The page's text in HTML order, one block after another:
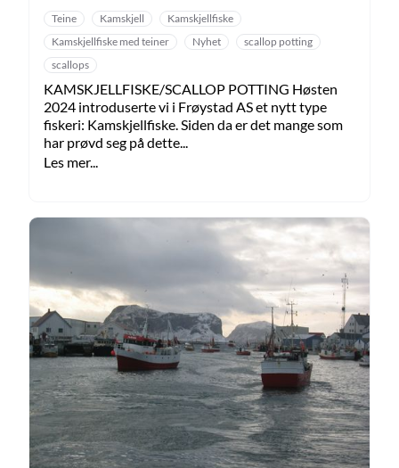
Teine Kamskjell
Kamskjellfiske
Kamskjellfiske med teiner
Nyhet
scallop potting
scallops
KAMSKJELLFISKE/SCALLOP POTTING Høsten
2024 introduserte vi i Frøystad AS et nytt type
fiskeri: Kamskjellfiske. Siden da er det mange som
har prøvd seg på dette...
Les mer...